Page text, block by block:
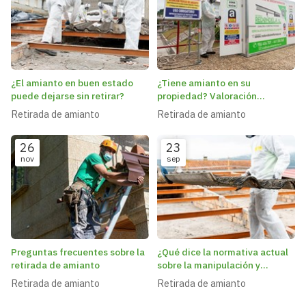
¿El amianto en buen estado
puede dejarse sin retirar?
Retirada de amianto
¿Tiene amianto en su
propiedad? Valoración
gratuita para identificar su
estado
Retirada de amianto
26
nov
Preguntas frecuentes sobre la
retirada de amianto
Retirada de amianto
23
sep
¿Qué dice la normativa actual
sobre la manipulación y
retirada de amianto?
Retirada de amianto